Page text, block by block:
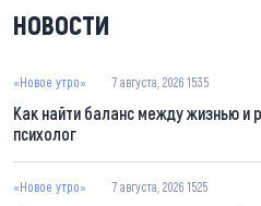
НОВОСТИ
«Новое утро» 7 августа, 2026 15:35
Как найти баланс между жизнью и
психолог
«Новое утро» 7 августа, 2026 15:25